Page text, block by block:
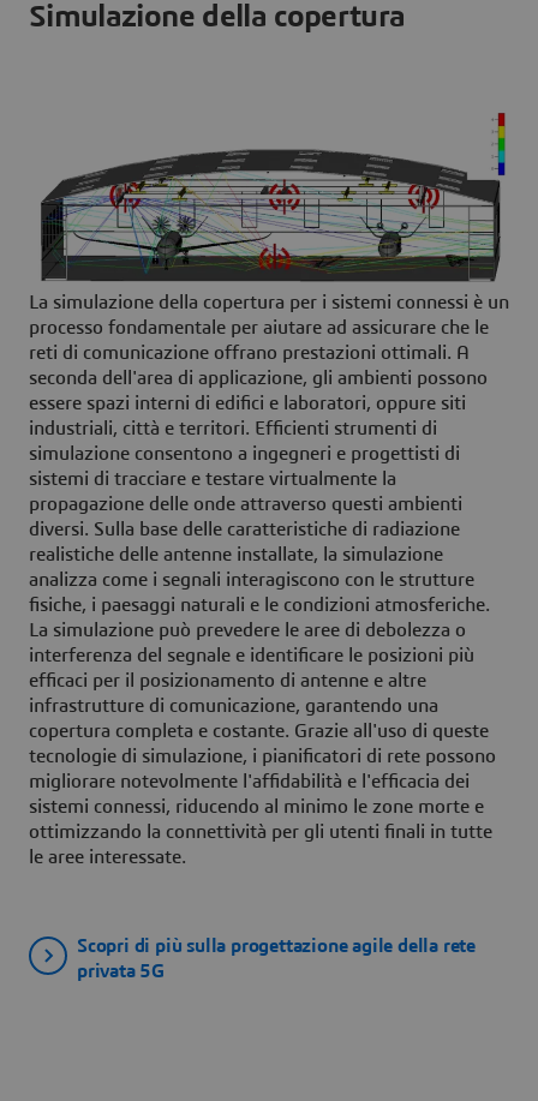
Simulazione della copertura
La simulazione della copertura per i sistemi connessi è un
processo fondamentale per aiutare ad assicurare che le
reti di comunicazione offrano prestazioni ottimali. A
seconda dell'area di applicazione, gli ambienti possono
essere spazi interni di edifici e laboratori, oppure siti
industriali, città e territori. Efficienti strumenti di
simulazione consentono a ingegneri e progettisti di
sistemi di tracciare e testare virtualmente la
propagazione delle onde attraverso questi ambienti
diversi. Sulla base delle caratteristiche di radiazione
realistiche delle antenne installate, la simulazione
analizza come i segnali interagiscono con le strutture
fisiche, i paesaggi naturali e le condizioni atmosferiche.
La simulazione può prevedere le aree di debolezza o
interferenza del segnale e identificare le posizioni più
efficaci per il posizionamento di antenne e altre
infrastrutture di comunicazione, garantendo una
copertura completa e costante. Grazie all'uso di queste
tecnologie di simulazione, i pianificatori di rete possono
migliorare notevolmente l'affidabilità e l'efficacia dei
sistemi connessi, riducendo al minimo le zone morte e
ottimizzando la connettività per gli utenti finali in tutte
le aree interessate.
Scopri di più sulla progettazione agile della rete
privata 5G